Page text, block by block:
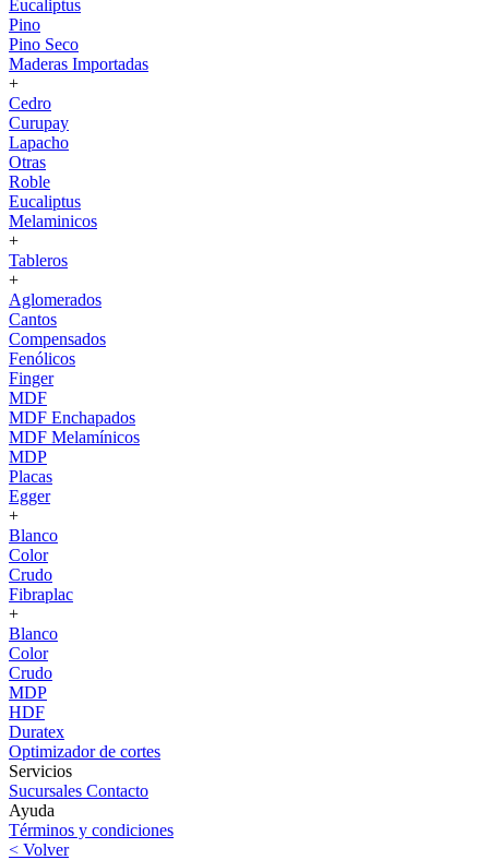
Eucaliptus
Pino
Pino Seco
Maderas Importadas
+
Cedro
Curupay
Lapacho
Otras
Roble
Eucaliptus
Melaminicos
+
Tableros
+
Aglomerados
Cantos
Compensados
Fenólicos
Finger
MDF
MDF Enchapados
MDF Melamínicos
MDP
Placas
Egger
+
Blanco
Color
Crudo
Fibraplac
+
Blanco
Color
Crudo
MDP
HDF
Duratex
Optimizador de cortes
Servicios
Sucursales Contacto
Ayuda
Términos y condiciones
< Volver